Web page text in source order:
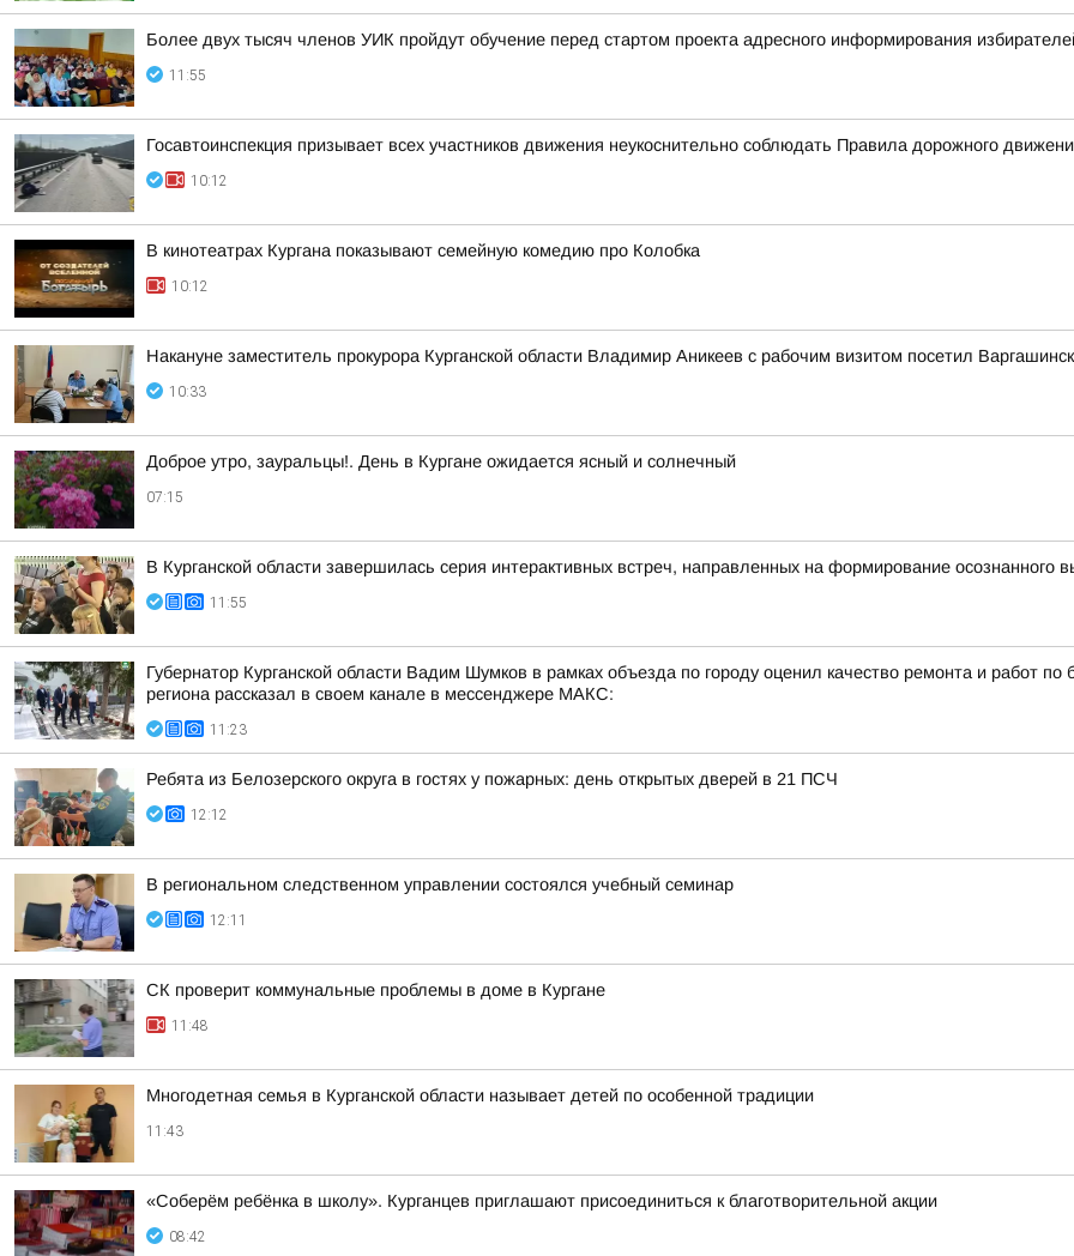
Более двух тысяч членов УИК пройдут обучение перед стартом проекта адресного информирования
11:55
Госавтоинспекция призывает всех участников движения неукоснительно соблюдать Правила дорожного
10:12
В кинотеатрах Кургана показывают семейную комедию про Колобка
10:12
Накануне заместитель прокурора Курганской области Владимир Аникеев с рабочим визитом посетил
10:33
Доброе утро, зауральцы!. День в Кургане ожидается ясный и солнечный
07:15
В Курганской области завершилась серия интерактивных встреч, направленных на формирование осознанного
11:55
Губернатор Курганской области Вадим Шумков в рамках объезда по городу оценил качество ремонта и работ
региона рассказал в своем канале в мессенджере МАКС:
11:23
Ребята из Белозерского округа в гостях у пожарных: день открытых дверей в 21 ПСЧ
12:12
В региональном следственном управлении состоялся учебный семинар
12:11
CК проверит коммунальные проблемы в доме в Кургане
11:48
Многодетная семья в Курганской области называет детей по особенной традиции
11:43
«Соберём ребёнка в школу». Курганцев приглашают присоединиться к благотворительной акции
08:42